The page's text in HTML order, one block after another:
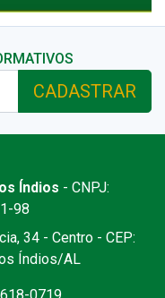
CADASTRAR
Índios - CNPJ:
98
34 - Centro - CEP:
Índios/AL